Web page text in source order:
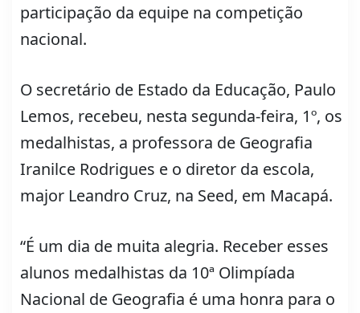
participação da equipe na competição
nacional.
O secretário de Estado da Educação, Paulo
Lemos, recebeu, nesta segunda-feira, 1º, os
medalhistas, a professora de Geografia
Iranilce Rodrigues e o diretor da escola,
major Leandro Cruz, na Seed, em Macapá.
“É um dia de muita alegria. Receber esses
alunos medalhistas da 10ª Olimpíada
Nacional de Geografia é uma honra para o